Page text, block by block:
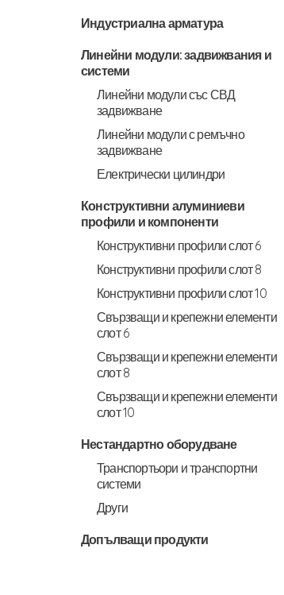
Индустриална арматура
Линейни модули: задвижвания и
системи
Линейни модули със СВД
задвижване
Линейни модули с ремъчно
задвижване
Електрически цилиндри
Конструктивни алуминиеви
профили и компоненти
Конструктивни профили слот 6
Конструктивни профили слот 8
Конструктивни профили слот 10
Свързващи и крепежни елементи
слот 6
Свързващи и крепежни елементи
слот 8
Свързващи и крепежни елементи
слот 10
Нестандартно оборудване
Транспортьори и транспортни
системи
Други
Допълващи продукти